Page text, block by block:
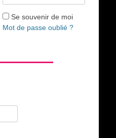
Se souvenir de moi
Mot de passe oublié ?